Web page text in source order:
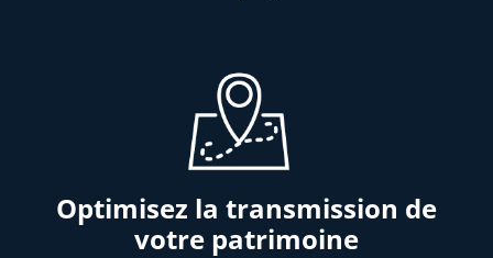
Optimisez la transmission de
votre patrimoine